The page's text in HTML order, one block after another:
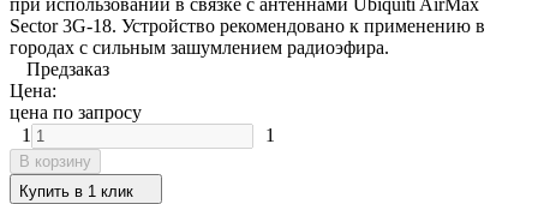
Sector 3G-18. Устройство рекомендовано к применению в
городах с сильным зашумлением радиоэфира.
Предзаказ
Цена:
цена по запросу
1
1
В корзину
Купить в 1 клик